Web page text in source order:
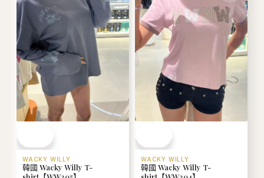
WACKY WILLY
韓國 Wacky Willy T-
WACKY WILLY
韓國 Wacky Willy T-